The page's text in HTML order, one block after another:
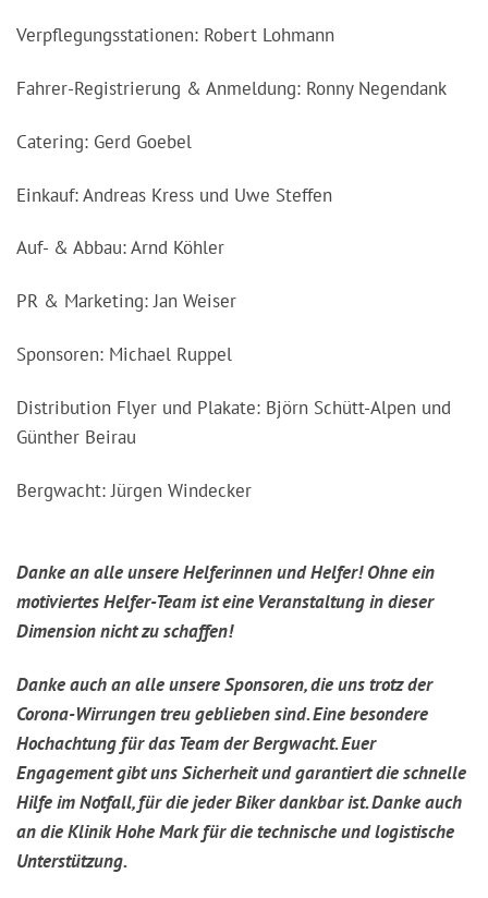
Verpflegungsstationen: Robert Lohmann
Fahrer-Registrierung & Anmeldung: Ronny Negendank
Catering: Gerd Goebel
Einkauf: Andreas Kress und Uwe Steffen
Auf- & Abbau: Arnd Köhler
PR & Marketing: Jan Weiser
Sponsoren: Michael Ruppel
Distribution Flyer und Plakate: Björn Schütt-Alpen und
Günther Beirau
Bergwacht: Jürgen Windecker
Danke an alle unsere Helferinnen und Helfer! Ohne ein
motiviertes Helfer-Team ist eine Veranstaltung in dieser
Dimension nicht zu schaffen!
Danke auch an alle unsere Sponsoren, die uns trotz der
Corona-Wirrungen treu geblieben sind. Eine besondere
Hochachtung für das Team der Bergwacht. Euer
Engagement gibt uns Sicherheit und garantiert die schnelle
Hilfe im Notfall, für die jeder Biker dankbar ist. Danke auch
an die Klinik Hohe Mark für die technische und logistische
Unterstützung.